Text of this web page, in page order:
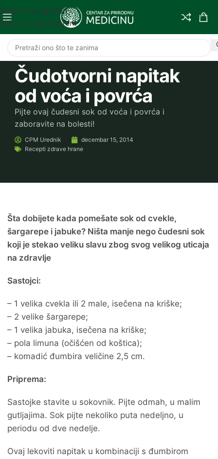
Skip to navigation
Skip to main content
Čudotvorni napitak
od voća i povrća
Pijte ovaj čudesni sok od voća i povrća i
zaboravite na bolesti!
CPM Urednik
decembar 15, 2014
Recepti zdrave hrane
Šta dobijete kada pomešate sok od cvekle,
šargarepe i jabuke? Ništa manje nego čudesni sok
koji je stekao veliku slavu zbog svog velikog uticaja
na zdravlje
Sastojci:
– 1 velika cvekla ili 2 male, isečena na kriške;
– 2 velike šargarepe;
– 1 velika jabuka, isečena na kriške;
– pola limuna (očišćen od koštica);
– komadić đumbira veličine 2,5 cm.
Priprema:
Sastojke stavite u sokovnik. Pijte odmah, u malim
gutljajima. Sok pijte nekoliko puta nedeljno, u
periodu od dve nedelje.
Ovaj lekoviti napitak u kombinaciji s đumbirom